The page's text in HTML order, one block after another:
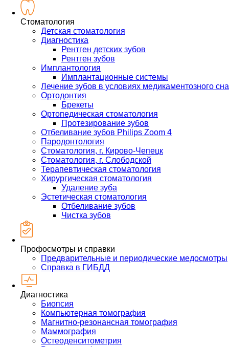
Стоматология
Детская стоматология
Диагностика
Рентген детских зубов
Рентген зубов
Имплантология
Имплантационные системы
Лечение зубов в условиях медикаментозного сна
Ортодонтия
Брекеты
Ортопедическая стоматология
Протезирование зубов
Отбеливание зубов Philips Zoom 4
Пародонтология
Стоматология, г. Кирово-Чепецк
Стоматология, г. Слободской
Терапевтическая стоматология
Хирургическая стоматология
Удаление зуба
Эстетическая стоматология
Отбеливание зубов
Чистка зубов
Профосмотры и справки
Предварительные и периодические медосмотры
Справка в ГИБДД
Диагностика
Биопсия
Компьютерная томография
Магнитно-резонансная томография
Маммография
Остеоденситометрия